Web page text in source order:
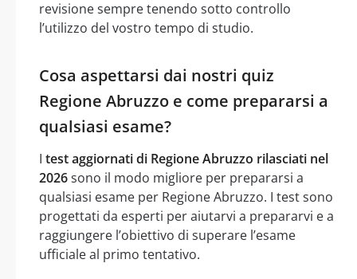
revisione sempre tenendo sotto controllo
l’utilizzo del vostro tempo di studio.
Cosa aspettarsi dai nostri quiz
Regione Abruzzo e come prepararsi a
qualsiasi esame?
I test aggiornati di Regione Abruzzo rilasciati nel
2026sono il modo migliore per prepararsi a
qualsiasi esame per Regione Abruzzo. I test sono
progettati da esperti per aiutarvi a prepararvi e a
raggiungere l’obiettivo di superare l’esame
ufficiale al primo tentativo.